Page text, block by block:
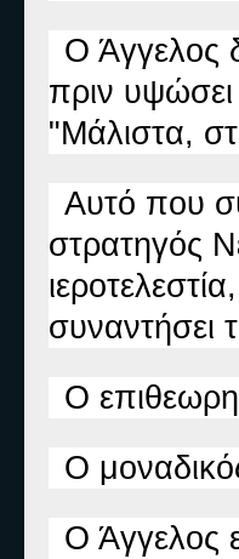
Ο Άγγελος
πριν υψώσει
"Μάλιστα,
Αυτό που
στρατηγός
συναντήσει
Ο
Ο
Ο Άγγελος